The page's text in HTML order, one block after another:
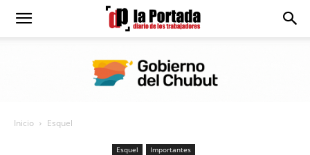
Diario
Inicio Esquel
Esquel Importantes